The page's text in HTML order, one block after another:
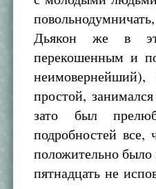
Дьякон же в
перекошенным и
простой,
зато был
подробностей все,
положительно было
пятнадцать не